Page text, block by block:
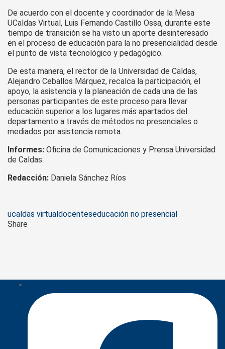
De acuerdo con el docente y coordinador de la Mesa
UCaldas Virtual, Luis Fernando Castillo Ossa, durante este
tiempo de transición se ha visto un aporte desinteresado
en el proceso de educación para la no presencialidad desde
el punto de vista tecnológico y pedagógico.
De esta manera, el rector de la Universidad de Caldas,
Alejandro Ceballos Márquez, recalca la participación, el
apoyo, la asistencia y la planeación de cada una de las
personas participantes de este proceso para llevar
educación superior a los lugares más apartados del
departamento a través de métodos no presenciales o
mediados por asistencia remota.
Informes: Oficina de Comunicaciones y Prensa Universidad
de Caldas.
Redacción: Daniela Sánchez Ríos
Tags
ucaldas virtualdocenteseducación no presencial
Share